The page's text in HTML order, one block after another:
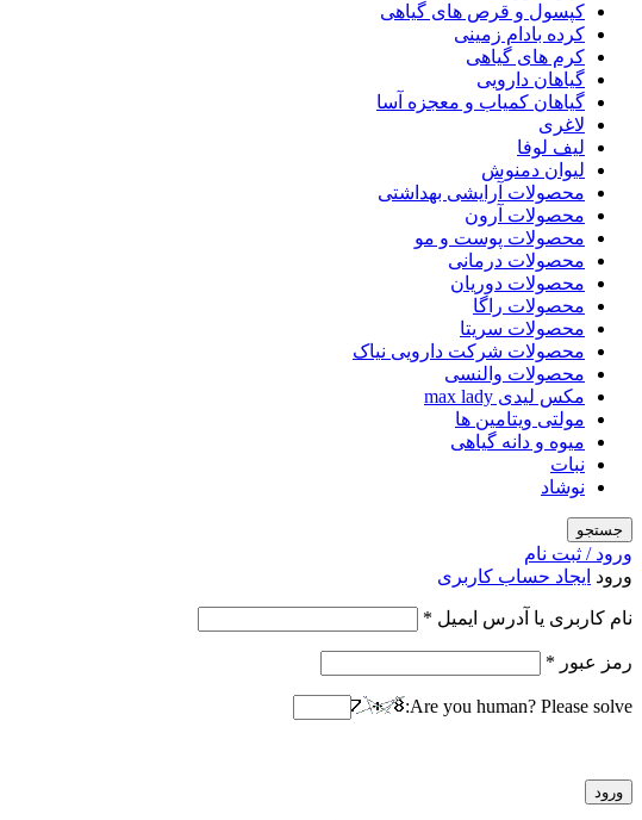
کپسول و قرص های گیاهی
کرده بادام زمینی
کرم های گیاهی
گیاهان دارویی
گیاهان کمیاب و معجزه آسا
لاغری
لیف لوفا
لیوان دمنوش
محصولات آرایشی بهداشتی
محصولات آرون
محصولات پوست و مو
محصولات درمانی
محصولات دوریان
محصولات راگا
محصولات سریتا
محصولات شرکت دارویی نیاک
محصولات والنسی
مکس لیدی max lady
مولتی ویتامین ها
میوه و دانه گیاهی
نبات
نوشاد
جستجو
ورود / ثبت نام
ورود ایجاد حساب کاربری
نام کاربری یا آدرس ایمیل *
رمز عبور *
Are you human? Please solve:
ورود